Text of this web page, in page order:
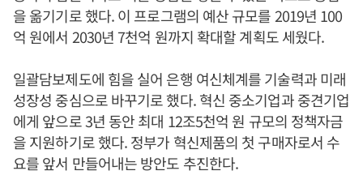
을 옮기기로 했다. 이 프로그램의 예산 규모를 2019년 100
억 원에서 2030년 7천억 원까지 확대할 계획도 세웠다.
일괄담보제도에 힘을 실어 은행 여신체계를 기술력과 미래
성장성 중심으로 바꾸기로 했다. 혁신 중소기업과 중견기업
에게 앞으로 3년 동안 최대 12조5천억 원 규모의 정책자금
을 지원하기로 했다. 정부가 혁신제품의 첫 구매자로서 수
요를 앞서 만들어내는 방안도 추진한다.